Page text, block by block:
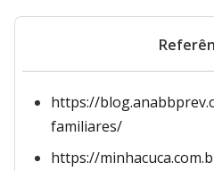
https://
familiares/
https://